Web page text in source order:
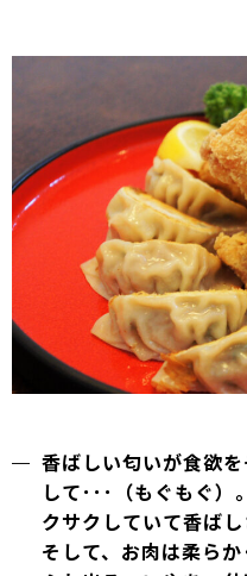
香ばしい匂いが食欲
して･･･（もぐもぐ）
クサクしていて香ば
そして、お肉は柔ら